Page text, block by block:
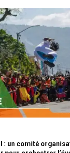
: un comité